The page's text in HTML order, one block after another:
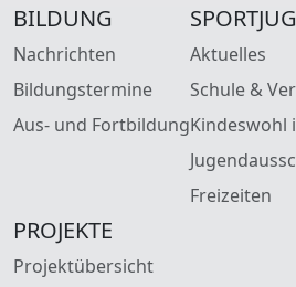
BILDUNG
Nachrichten
Bildungstermine
Aus- und Fortbildung
Aktuelles
Schule &
Kindeswohl
Freizeiten
PROJEKTE
Projektübersicht